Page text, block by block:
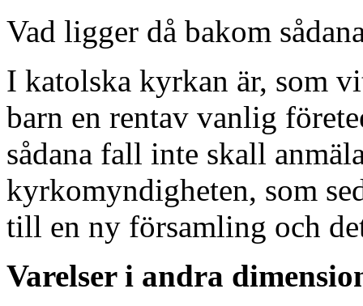
Vad ligger då bakom
I katolska kyrkan är, som
barn en rentav vanlig
sådana fall inte skall
kyrkomyndigheten, som
till en ny församling och
Varelser i andra